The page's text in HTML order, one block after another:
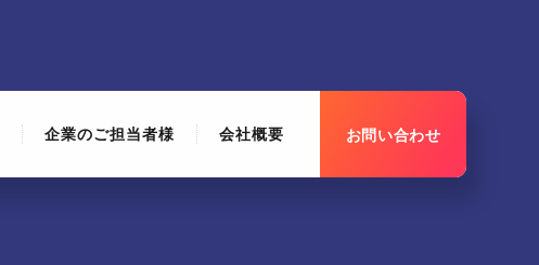
企業のご担当者様 会社概要 お問い合わせ